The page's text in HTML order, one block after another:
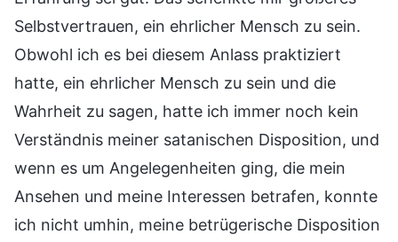
Selbstvertrauen, ein ehrlicher Mensch zu sein.
Obwohl ich es bei diesem Anlass praktiziert
hatte, ein ehrlicher Mensch zu sein und die
Wahrheit zu sagen, hatte ich immer noch kein
Verständnis meiner satanischen Disposition, und
wenn es um Angelegenheiten ging, die mein
Ansehen und meine Interessen betrafen, konnte
ich nicht umhin, meine betrügerische Disposition